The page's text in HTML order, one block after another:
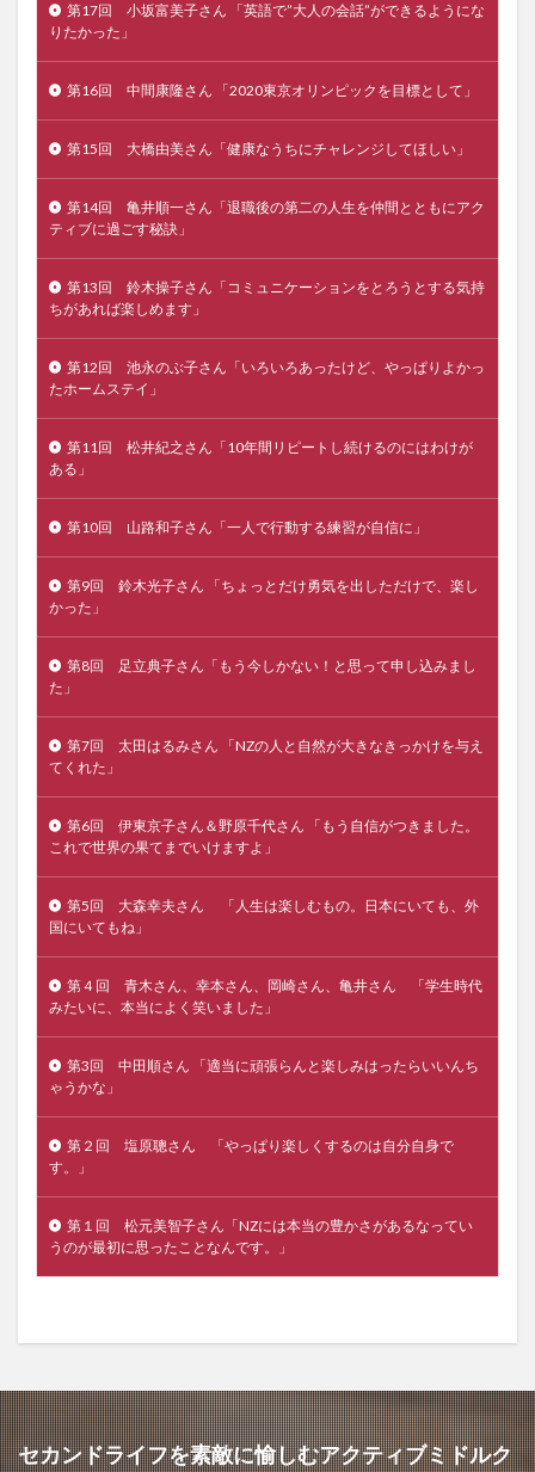
第17回 小坂富美子さん 「英語で”大人の会話”ができるようにな
りたかった」
第16回 中間康隆さん 「2020東京オリンピックを目標として」
第15回 大橋由美さん「健康なうちにチャレンジしてほしい」
第14回 亀井順一さん「退職後の第二の人生を仲間とともにアク
ティブに過ごす秘訣」
第13回 鈴木操子さん「コミュニケーションをとろうとする気持
ちがあれば楽しめます」
第12回 池永のぶ子さん「いろいろあったけど、やっぱりよかっ
たホームステイ」
第11回 松井紀之さん「10年間リピートし続けるのにはわけが
ある」
第10回 山路和子さん「一人で行動する練習が自信に」
第9回 鈴木光子さん 「ちょっとだけ勇気を出しただけで、楽し
かった」
第8回 足立典子さん「もう今しかない！と思って申し込みまし
た」
第7回 太田はるみさん 「NZの人と自然が大きなきっかけを与え
てくれた」
第6回 伊東京子さん＆野原千代さん 「もう自信がつきました。
これで世界の果てまでいけますよ」
第5回 大森幸夫さん 「人生は楽しむもの。日本にいても、外
国にいてもね」
第４回 青木さん、幸本さん、岡崎さん、亀井さん 「学生時代
みたいに、本当によく笑いました」
第3回 中田順さん 「適当に頑張らんと楽しみはったらいいんち
ゃうかな」
第２回 塩原聰さん 「やっぱり楽しくするのは自分自身で
す。」
第１回 松元美智子さん「NZには本当の豊かさがあるなってい
うのが最初に思ったことなんです。」
セカンドライフを素敵に愉しむアクティブミドルク